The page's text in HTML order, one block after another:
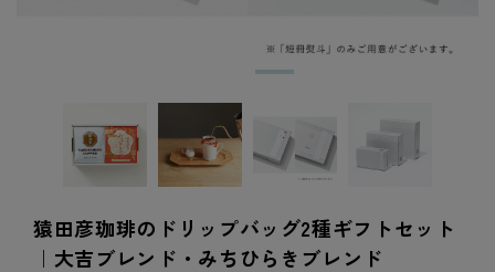
猿田彦珈琲のドリップバッグ2種ギフトセット
｜大吉ブレンド・みちひらきブレンド